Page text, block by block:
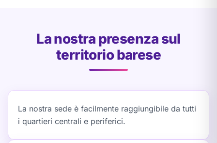
La nostra presenza sul
territorio barese
La nostra sede è facilmente raggiungibile da tutti
i quartieri centrali e periferici.